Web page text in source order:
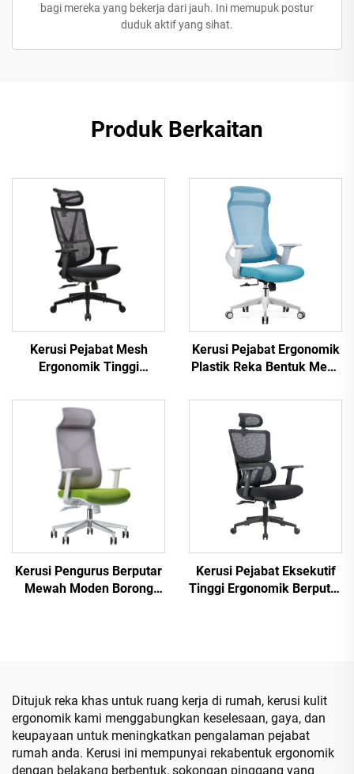
bagi mereka yang bekerja dari jauh. Ini memupuk postur
duduk aktif yang sihat.
Produk Berkaitan
Kerusi Pejabat Mesh
Ergonomik Tinggi
Borong Guangdong yang
Selesa untuk Meja
Komputer di Pejabat
Kerusi Pejabat Ergonomik
Plastik Reka Bentuk Mesh
untuk Dijual Panas Kerusi
Pengurus Staf
Kerusi Pengurus Berputar
Mewah Moden Borong
Kerusi Pejabat Eksekutif
Tinggi Ergonomik Berputar
Ditujuk reka khas untuk ruang kerja di rumah, kerusi kulit
ergonomik kami menggabungkan keselesaan, gaya, dan
keupayaan untuk meningkatkan pengalaman pejabat
rumah anda. Kerusi ini mempunyai rekabentuk ergonomik
dengan belakang berbentuk, sokongan pinggang yang